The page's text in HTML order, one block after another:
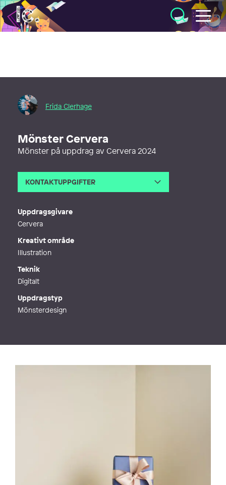
Illustratörcentrum
Frida Clerhage
Mönster Cervera
Mönster på uppdrag av Cervera 2024
KONTAKTUPPGIFTER
Uppdragsgivare
Cervera
Kreativt område
Illustration
Teknik
Digitalt
Uppdragstyp
Mönsterdesign